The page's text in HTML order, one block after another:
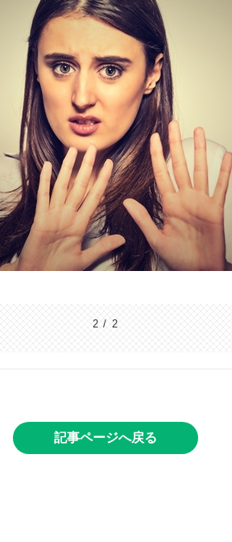
2 / 2
記事ページへ戻る